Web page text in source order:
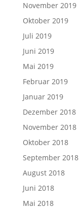
November 2019
Oktober 2019
Juli 2019
Juni 2019
Mai 2019
Februar 2019
Januar 2019
Dezember 2018
November 2018
Oktober 2018
September 2018
August 2018
Juni 2018
Mai 2018